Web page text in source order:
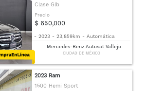
Clase Glb
Precio
$ 650,000
- 2023 - 23,859km - Automática
Mercedes-Benz Autosat Vallejo
CIUDAD DE MÉXICO
2023 Ram
1500 Hemi Sport